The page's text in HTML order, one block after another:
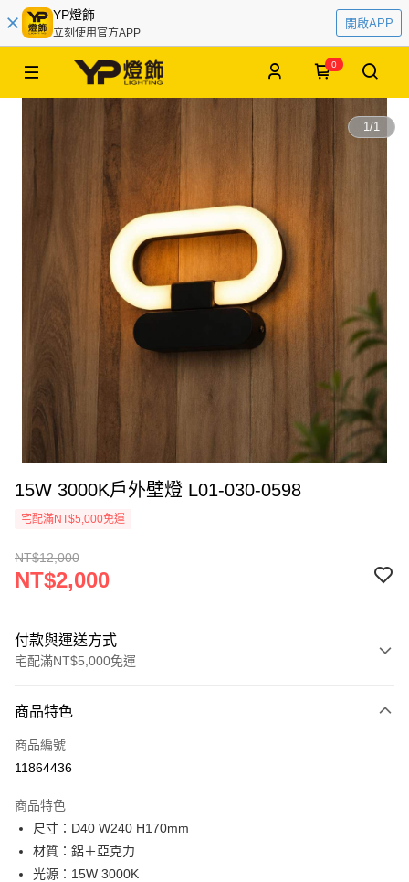
YP燈飾
立刻使用官方APP
開啟APP
0
1/1
15W 3000K戶外壁燈 L01-030-0598
宅配滿NT$5,000免運
NT$12,000
NT$2,000
付款與運送方式
宅配滿NT$5,000免運
信用卡一次付款
LINE Pay
街口支付
悠遊付
商品特色
商品編號
11864436
商品特色
尺寸：D40 W240 H170mm
材質：鋁＋亞克力
光源：15W 3000K